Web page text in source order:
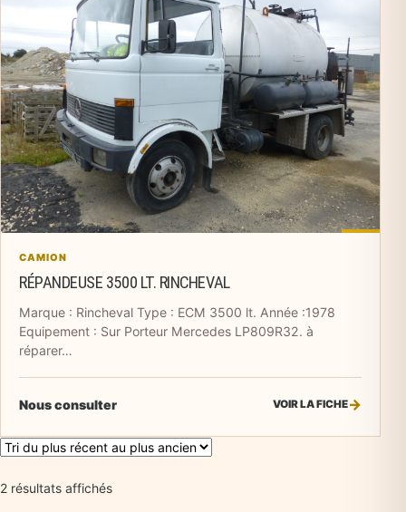
CAMION
RÉPANDEUSE 3500 LT. RINCHEVAL
Marque : Rincheval Type : ECM 3500 lt. Année :1978
Equipement : Sur Porteur Mercedes LP809R32. à
réparer…
Nous consulter VOIR LA FICHE
2 résultats affichésTrié du plus récent au plus ancien